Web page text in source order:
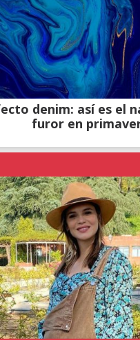
denim: así es el
furor en